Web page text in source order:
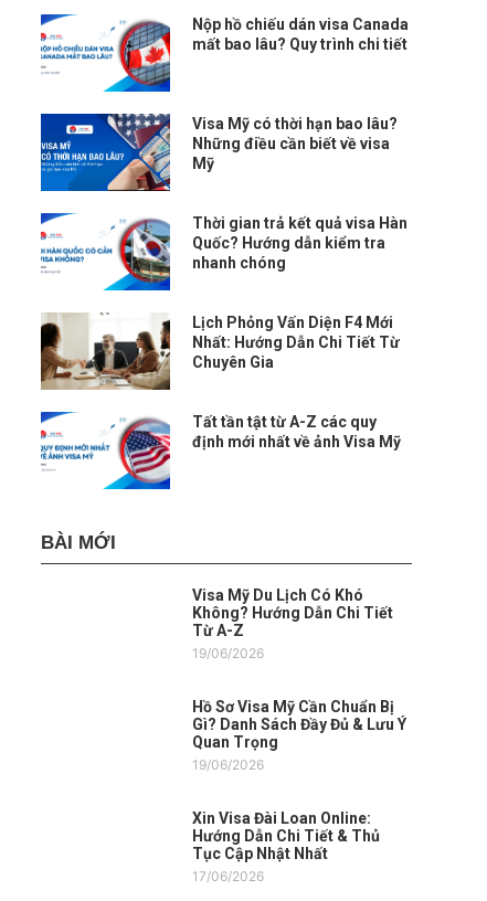
Nộp hồ chiếu dán visa Canada
mất bao lâu? Quy trình chi tiết
Visa Mỹ có thời hạn bao lâu?
Những điều cần biết về visa
Mỹ
Thời gian trả kết quả visa Hàn
Quốc? Hướng dẫn kiểm tra
nhanh chóng
Lịch Phỏng Vấn Diện F4 Mới
Nhất: Hướng Dẫn Chi Tiết Từ
Chuyên Gia
Tất tần tật từ A-Z các quy
định mới nhất về ảnh Visa Mỹ
BÀI MỚI
Visa Mỹ Du Lịch Có Khó
Không? Hướng Dẫn Chi Tiết
Từ A-Z
19/06/2026
Hồ Sơ Visa Mỹ Cần Chuẩn Bị
Gì? Danh Sách Đầy Đủ & Lưu Ý
Quan Trọng
19/06/2026
Xin Visa Đài Loan Online:
Hướng Dẫn Chi Tiết & Thủ
Tục Cập Nhật Nhất
17/06/2026